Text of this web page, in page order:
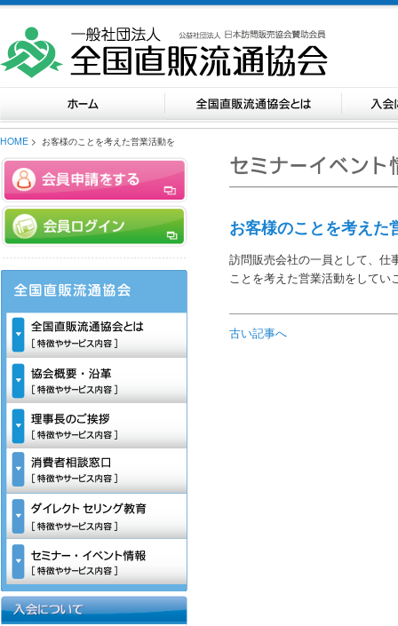
HOME > お客様のことを考えた営業活動を
お客様のことを考え
訪問販売会社の一員として、仕
ことを考えた営業活動をしてい
古い記事へ